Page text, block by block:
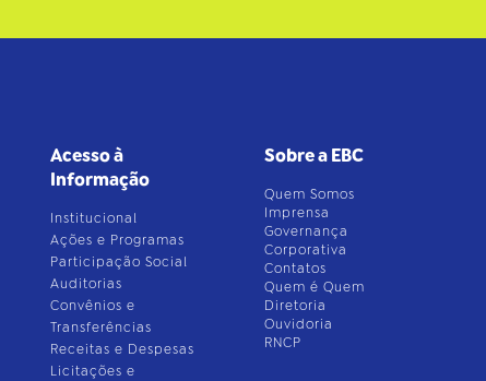
Acesso à
Informação
Institucional
Ações e Programas
Participação Social
Auditorias
Convênios e
Transferências
Receitas e Despesas
Licitações e
Sobre a EBC
Quem Somos
Imprensa
Governança
Corporativa
Contatos
Quem é Quem
Diretoria
Ouvidoria
RNCP